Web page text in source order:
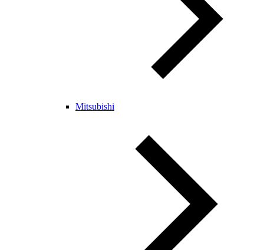
Mitsubishi